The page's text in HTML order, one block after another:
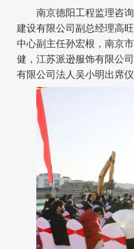
南京德阳工程监理咨
建设有限公司副总经理高
中心副主任孙宏根，南京
健，江苏派逊服饰有限公
有限公司法人吴小明出席仪